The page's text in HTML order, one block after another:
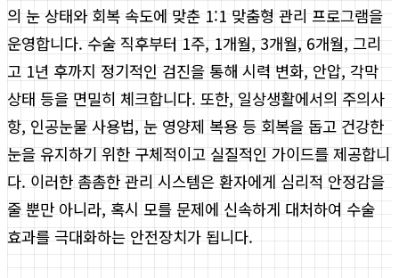
의 눈 상태와 회복 속도에 맞춘 1:1 맞춤형 관리 프로그램을
운영합니다. 수술 직후부터 1주, 1개월, 3개월, 6개월, 그리
고 1년 후까지 정기적인 검진을 통해 시력 변화, 안압, 각막
상태 등을 면밀히 체크합니다. 또한, 일상생활에서의 주의사
항, 인공눈물 사용법, 눈 영양제 복용 등 회복을 돕고 건강한
눈을 유지하기 위한 구체적이고 실질적인 가이드를 제공합니
다. 이러한 촘촘한 관리 시스템은 환자에게 심리적 안정감을
줄 뿐만 아니라, 혹시 모를 문제에 신속하게 대처하여 수술
효과를 극대화하는 안전장치가 됩니다.